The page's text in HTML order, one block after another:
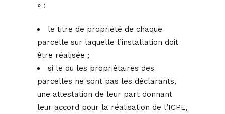
» :
le titre de propriété de chaque
parcelle sur laquelle l’installation doit
être réalisée ;
si le ou les propriétaires des
parcelles ne sont pas les déclarants,
une attestation de leur part donnant
leur accord pour la réalisation de l’ICPE,